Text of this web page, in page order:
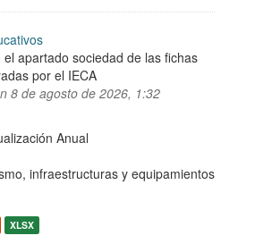
apartado sociedad de las fichas
por el IECA
8 de agosto de 2026, 1:32
Anual
infraestructuras y equipamientos
XLSX